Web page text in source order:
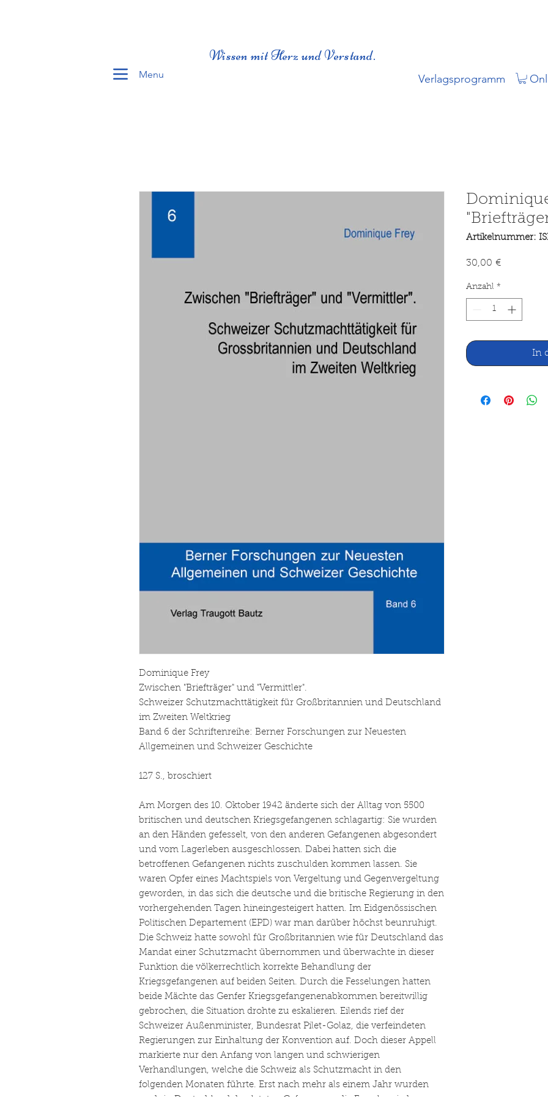
Menu
Wissen mit Herz und Verstand.
Verlagsprogramm
Dominique Frey
Zwischen "Briefträger" und "Vermittler".
Schweizer Schutzmachttätigkeit für Großbritannien und Deutschland
im Zweiten Weltkrieg
Band 6 der Schriftenreihe: Berner Forschungen zur Neuesten
Allgemeinen und Schweizer Geschichte
127 S., broschiert
Am Morgen des 10. Oktober 1942 änderte sich der Alltag von 5500
britischen und deutschen Kriegsgefangenen schlagartig: Sie wurden
an den Händen gefesselt, von den anderen Gefangenen abgesondert
und vom Lagerleben ausgeschlossen. Dabei hatten sich die
betroffenen Gefangenen nichts zuschulden kommen lassen. Sie
waren Opfer eines Machtspiels von Vergeltung und Gegenvergeltung
geworden, in das sich die deutsche und die britische Regierung in den
vorhergehenden Tagen hineingesteigert hatten. Im Eidgenössischen
Politischen Departement (EPD) war man darüber höchst beunruhigt.
Die Schweiz hatte sowohl für Großbritannien wie für Deutschland das
Mandat einer Schutzmacht übernommen und überwachte in dieser
Funktion die völkerrechtlich korrekte Behandlung der
Kriegsgefangenen auf beiden Seiten. Durch die Fesselungen hatten
beide Mächte das Genfer Kriegsgefangenenabkommen bereitwillig
gebrochen, die Situation drohte zu eskalieren. Eilends rief der
Schweizer Außenminister, Bundesrat Pilet-Golaz, die verfeindeten
Regierungen zur Einhaltung der Konvention auf. Doch dieser Appell
markierte nur den Anfang von langen und schwierigen
Verhandlungen, welche die Schweiz als Schutzmacht in den
folgenden Monaten führte. Erst nach mehr als einem Jahr wurden
Artikelnummer:
30,00 €Preis
Anzahl *
In